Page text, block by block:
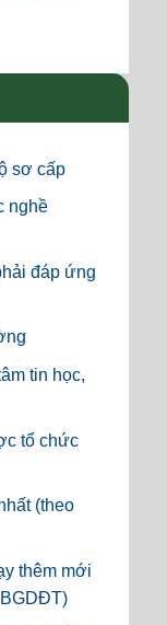
sơ cấp
nghề
đáp ứng
tin học,
tổ chức
(theo
thêm mới